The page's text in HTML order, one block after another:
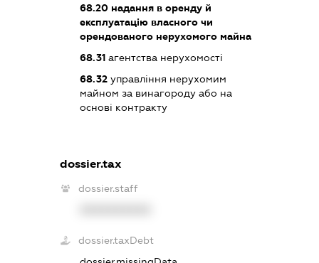
68.20 надання в оренду й
експлуатацію власного чи
орендованого нерухомого майна
68.31 агентства нерухомості
68.32 управління нерухомим
майном за винагороду або на
основі контракту
dossier.tax
dossier.staff
dossier.taxDebt